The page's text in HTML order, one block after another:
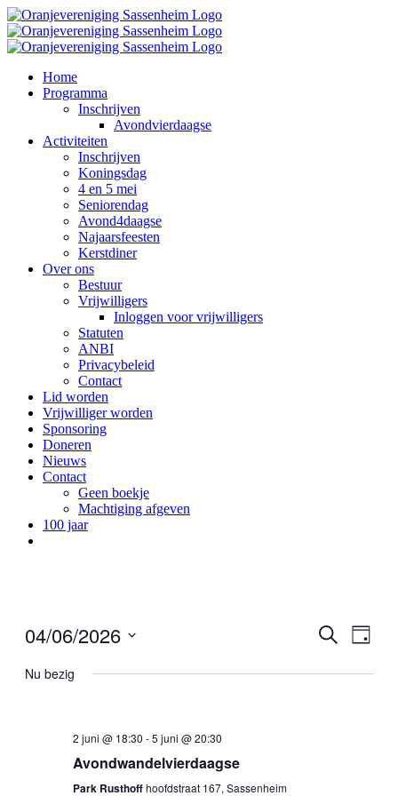
Ga
naar
inhoud
Home
Programma
Inschrijven
Avondvierdaagse
Activiteiten
Inschrijven
Koningsdag
4 en 5 mei
Seniorendag
Avond4daagse
Najaarsfeesten
Kerstdiner
Over ons
Bestuur
Vrijwilligers
Inloggen voor vrijwilligers
Statuten
ANBI
Privacybeleid
Contact
Lid worden
Vrijwilliger worden
Sponsoring
Doneren
Nieuws
Contact
Geen boekje
Machtiging afgeven
100 jaar
en
Zoeken
Dag
04/06/2026
een
Nu bezig
2 juni @ 18:30 -5 juni @ 20:30
Avondwandelvierdaagse
Park Rusthoffhoofdstraat 167, Sassenheim